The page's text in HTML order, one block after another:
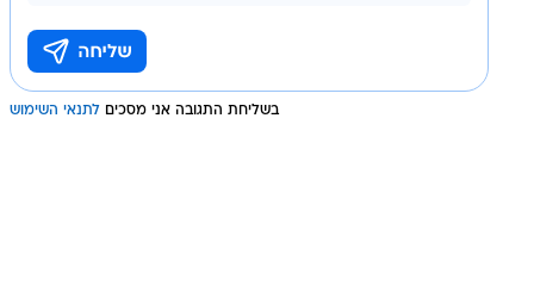
בשליחת התגובה אני מסכים לתנאי השימוש